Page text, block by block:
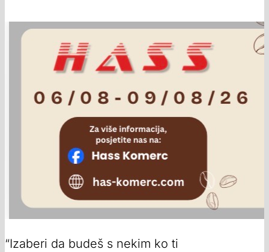
“Izaberi da budeš s nekim ko ti